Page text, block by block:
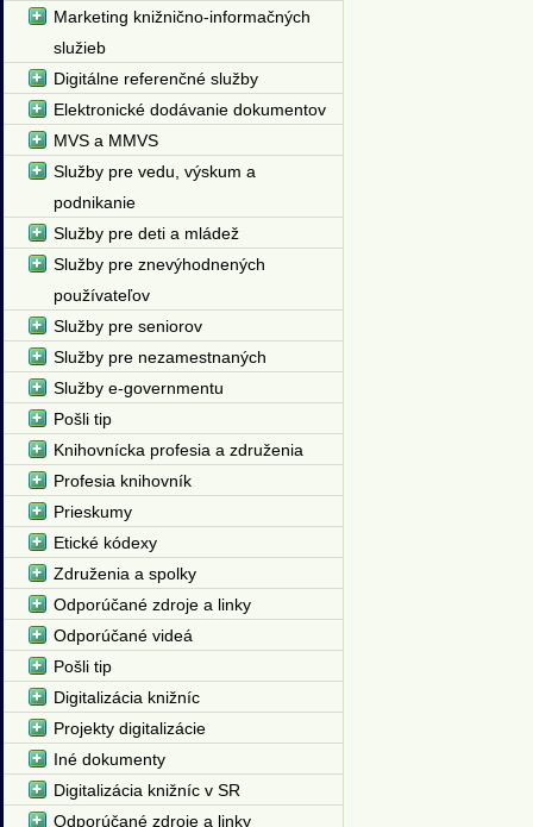
Marketing knižnično-informačných
služieb
Digitálne referenčné služby
Elektronické dodávanie dokumentov
MVS a MMVS
Služby pre vedu, výskum a
podnikanie
Služby pre deti a mládež
Služby pre znevýhodnených
používateľov
Služby pre seniorov
Služby pre nezamestnaných
Služby e-governmentu
Pošli tip
Knihovnícka profesia a združenia
Profesia knihovník
Prieskumy
Etické kódexy
Združenia a spolky
Odporúčané zdroje a linky
Odporúčané videá
Pošli tip
Digitalizácia knižníc
Projekty digitalizácie
Iné dokumenty
Digitalizácia knižníc v SR
Odporúčané zdroje a linky